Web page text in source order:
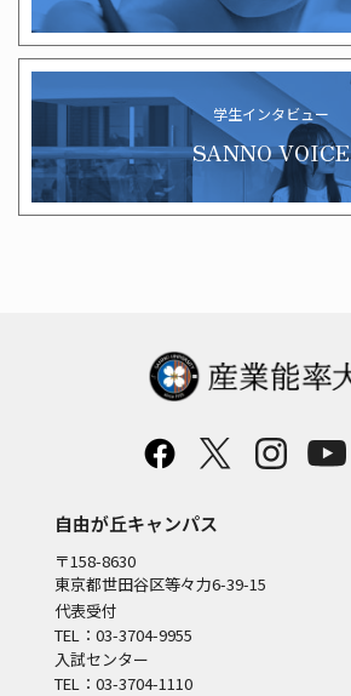
学生インタビュー
SANNO VOICE
自由が丘キャンパス
〒158-8630
東京都世田谷区等々力6-39-15
代表受付
TEL：03-3704-9955
入試センター
TEL：03-3704-1110